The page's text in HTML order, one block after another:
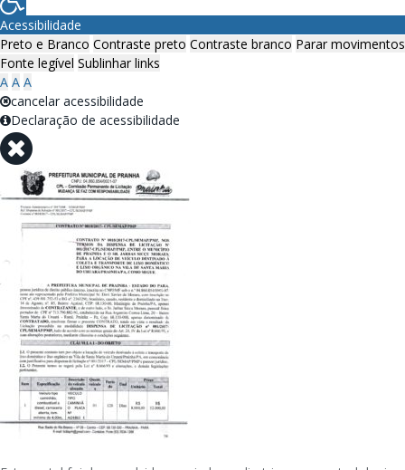
Acessibilidade
Preto e Branco Contraste preto Contraste branco Parar movimentos
Fonte legível Sublinhar links
A A A
cancelar acessibilidade
Declaração de acessibilidade